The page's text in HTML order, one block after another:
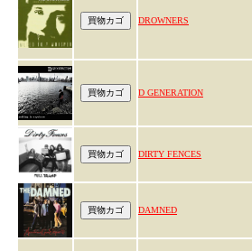
DROWNERS
D GENERATION
DIRTY FENCES
DAMNED